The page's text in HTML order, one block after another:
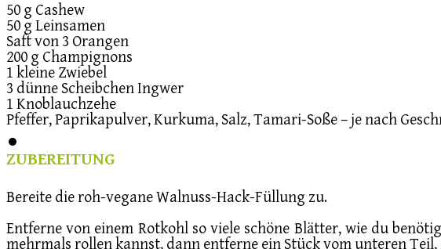
50 g Cashew
50 g Leinsamen
Saft von 3 Orangen
200 g Champignons
1 kleine Zwiebel
3 dünne Scheibchen Ingwer
1 Knoblauchzehe
Pfeffer, Paprikapulver, Kurkuma, Salz, Tamari-Soße – je nach
ZUBEREITUNG
Bereite die roh-vegane Walnuss-Hack-Füllung zu.
Entferne von einem Rotkohl so viele schöne Blätter, wie du
mehrmals rollen kannst, dann entferne ein Stück vom unteren